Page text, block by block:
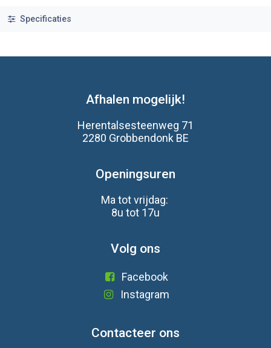
Specificaties
Afhalen mogelijk!
Herentalsesteenweg 71
2280 Grobbendonk BE
Openingsuren
Ma tot vrijdag:
8u tot 17u
Volg ons
Facebook
Instagram
Contacteer ons